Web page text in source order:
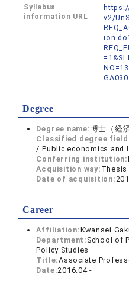
Syllabus
information URL
v2/
GA030
Degree
Degree name:博士（経
Classified degree
/ Public economics and
Conferring institution:
Acquisition way: Thesis
Date of acquisition:
Career
Affiliation:Kwansei
Department: School of
Policy Studies
Title:Associate
Date:2016.04 -